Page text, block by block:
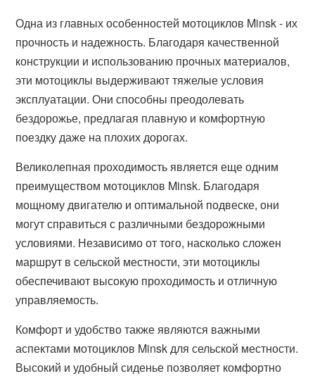
Одна из главных особенностей мотоциклов Minsk - их
прочность и надежность. Благодаря качественной
конструкции и использованию прочных материалов,
эти мотоциклы выдерживают тяжелые условия
эксплуатации. Они способны преодолевать
бездорожье, предлагая плавную и комфортную
поездку даже на плохих дорогах.
Великолепная проходимость является еще одним
преимуществом мотоциклов Minsk. Благодаря
мощному двигателю и оптимальной подвеске, они
могут справиться с различными бездорожными
условиями. Независимо от того, насколько сложен
маршрут в сельской местности, эти мотоциклы
обеспечивают высокую проходимость и отличную
управляемость.
Комфорт и удобство также являются важными
аспектами мотоциклов Minsk для сельской местности.
Высокий и удобный сиденье позволяет комфортно